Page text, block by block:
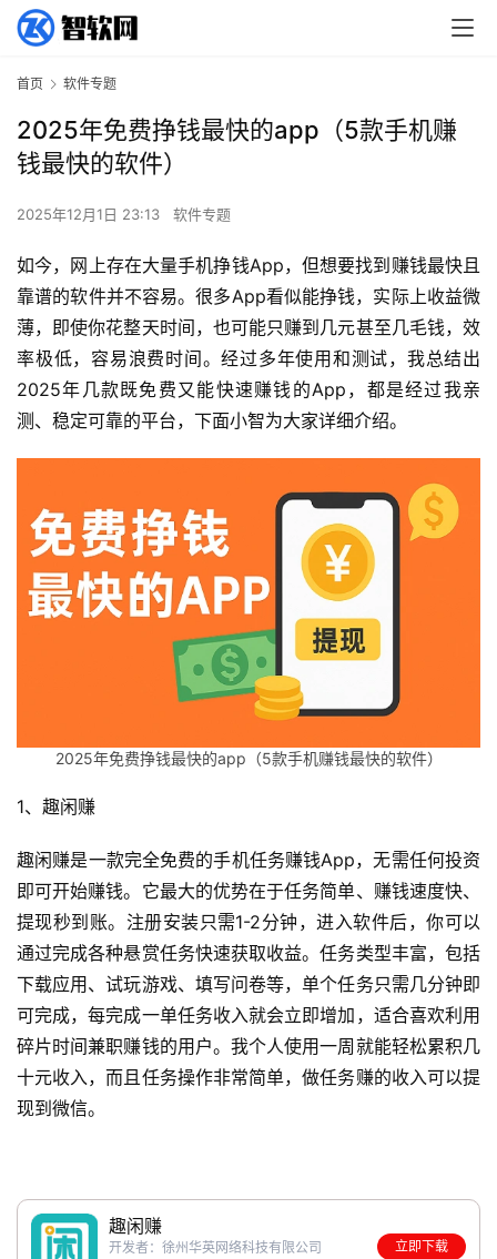
首页 软件专题
2025年免费挣钱最快的app（5款手机赚
钱最快的软件）
2025年12月1日 23:13 软件专题
如今，网上存在大量手机挣钱App，但想要找到赚钱最快且
靠谱的软件并不容易。很多App看似能挣钱，实际上收益微
薄，即使你花整天时间，也可能只赚到几元甚至几毛钱，效
率极低，容易浪费时间。经过多年使用和测试，我总结出
2025年几款既免费又能快速赚钱的App，都是经过我亲
测、稳定可靠的平台，下面小智为大家详细介绍。
2025年免费挣钱最快的app（5款手机赚钱最快的软件）
1、趣闲赚
趣闲赚是一款完全免费的手机任务赚钱App，无需任何投资
即可开始赚钱。它最大的优势在于任务简单、赚钱速度快、
提现秒到账。注册安装只需1-2分钟，进入软件后，你可以
通过完成各种悬赏任务快速获取收益。任务类型丰富，包括
下载应用、试玩游戏、填写问卷等，单个任务只需几分钟即
可完成，每完成一单任务收入就会立即增加，适合喜欢利用
碎片时间兼职赚钱的用户。我个人使用一周就能轻松累积几
十元收入，而且任务操作非常简单，做任务赚的收入可以提
现到微信。
趣闲赚
开发者：徐州华英网络科技有限公司
立即下载